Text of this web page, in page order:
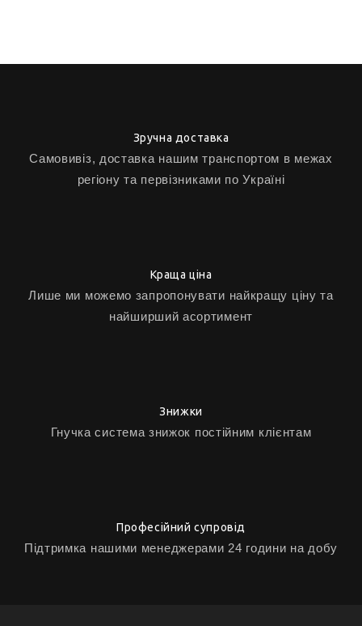
Зручна доставка
Самовивіз, доставка нашим транспортом в межах
регіону та первізниками по Україні
Краща ціна
Лише ми можемо запропонувати найкращу ціну та
найширший асортимент
Знижки
Гнучка система знижок постійним клієнтам
Професійний супровід
Підтримка нашими менеджерами 24 години на добу